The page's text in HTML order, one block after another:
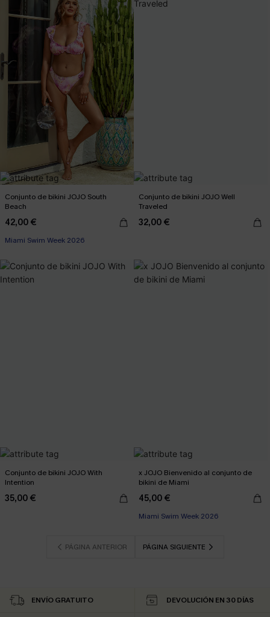
Conjunto de bikini JOJO South
Beach
42,00 €
Miami Swim Week 2026
Conjunto de bikini JOJO Well
Traveled
32,00 €
Conjunto de bikini JOJO With
Intention
35,00 €
x JOJO Bienvenido al conjunto de
bikini de Miami
45,00 €
Miami Swim Week 2026
PÁGINA ANTERIOR PÁGINA SIGUIENTE
ENVÍO GRATUITO DEVOLUCIÓN EN 30 DÍAS